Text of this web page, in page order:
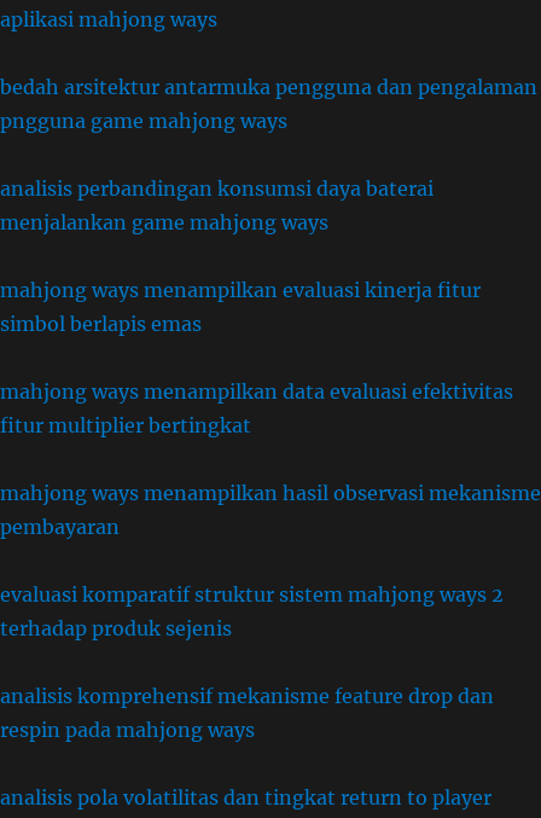
aplikasi mahjong ways
bedah arsitektur antarmuka pengguna dan pengalaman
pngguna game mahjong ways
analisis perbandingan konsumsi daya baterai
menjalankan game mahjong ways
mahjong ways menampilkan evaluasi kinerja fitur
simbol berlapis emas
mahjong ways menampilkan data evaluasi efektivitas
fitur multiplier bertingkat
mahjong ways menampilkan hasil observasi mekanisme
pembayaran
evaluasi komparatif struktur sistem mahjong ways 2
terhadap produk sejenis
analisis komprehensif mekanisme feature drop dan
respin pada mahjong ways
analisis pola volatilitas dan tingkat return to player